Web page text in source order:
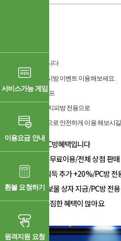
입니다
겟앰프드 피시방 이벤트 이용해보세요.
PC방 전용 버프
원격피시방, 지피방 전용으로
저렴한 가격으로 안전하게 이용 해보시
​겟엠프드 PC방혜택입니다
전체캐릭터 무료이용/전체 상점 판
게임 머니 획득 추가 +20%/PC방 전
PC방 전용 보물 상자 지금/PC방 전
다양하고 푸짐한 혜택이 많아요
서비스가능 게임
이용요금 안내
환불 요청하기
원격지원 요청